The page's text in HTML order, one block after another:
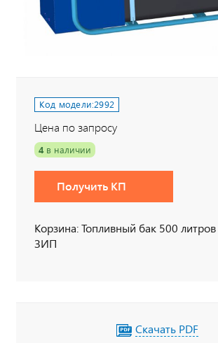
Код модели:2992
Цена по запросу
4 в наличии
Получить КП
Корзина: Топливный бак 500
ЗИП
Скачать PDF